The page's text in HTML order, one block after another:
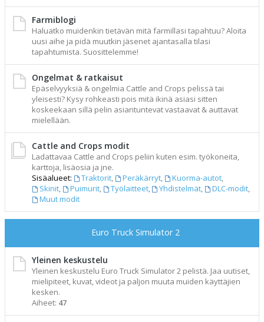
Farmiblogi
Haluatko muidenkin tietävän mitä farmillasi tapahtuu? Aloita
uusi aihe ja pidä muutkin jäsenet ajantasalla tilasi
tapahtumista. Suosittelemme!
Ongelmat & ratkaisut
Epäselvyyksiä & ongelmia Cattle and Crops pelissä tai
yleisesti? Kysy rohkeasti pois mitä ikinä asiasi sitten
koskeekaan sillä pelin asiantuntevat vastaavat & auttavat
mielellään.
Cattle and Crops modit
Ladattavaa Cattle and Crops peliin kuten esim. työkoneita,
karttoja, lisäosia ja jne.
Sisäalueet:
Traktorit, Peräkärryt, Kuorma-autot,
Skinit, Puimurit, Työlaitteet, Yhdistelmät, DLC-modit,
Muut modit
Euro Truck Simulator 2
Yleinen keskustelu
Yleinen keskustelu Euro Truck Simulator 2 pelistä. Jaa uutiset,
mielipiteet, kuvat, videot ja paljon muuta muiden käyttäjien
kesken.
Aiheet: 47